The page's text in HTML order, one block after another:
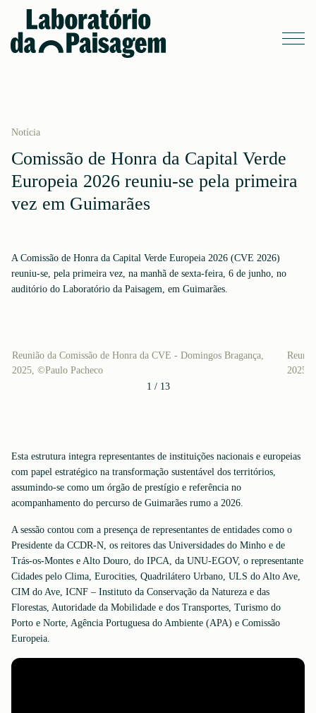
Notícia
Comissão de Honra da Capital Verde
Europeia 2026 reuniu-se pela primeira
vez em Guimarães
A Comissão de Honra da Capital Verde Europeia 2026 (CVE 2026)
reuniu-se, pela primeira vez, na manhã de sexta-feira, 6 de junho, no
auditório do Laboratório da Paisagem, em Guimarães.
Reunião da Comissão de Honra da CVE - Domingos Bragança,
2025, ©Paulo Pacheco
2025,
1 / 13
Esta estrutura integra representantes de instituições nacionais e europeias
com papel estratégico na transformação sustentável dos territórios,
assumindo-se como um órgão de prestígio e referência no
acompanhamento do percurso de Guimarães rumo a 2026.
A sessão contou com a presença de representantes de entidades como o
Presidente da CCDR-N, os reitores das Universidades do Minho e de
Trás-os-Montes e Alto Douro, do IPCA, da UNU-EGOV, o representante
Cidades pelo Clima, Eurocities, Quadrilátero Urbano, ULS do Alto Ave,
CIM do Ave, ICNF – Instituto da Conservação da Natureza e das
Florestas, Autoridade da Mobilidade e dos Transportes, Turismo do
Porto e Norte, Agência Portuguesa do Ambiente (APA) e Comissão
Europeia.